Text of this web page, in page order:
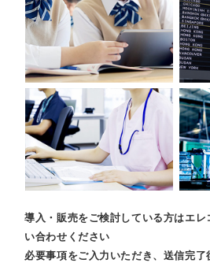
導入・販売をご検討している方はエレ
い合わせください
必要事項をご入力いただき、送信完了